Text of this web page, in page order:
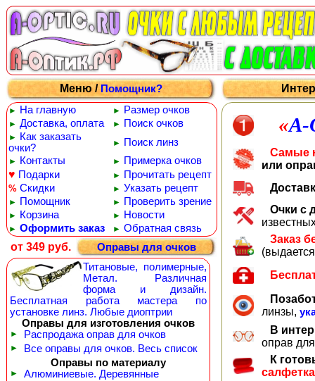
Меню /Помощник?
► На главную ► Размер очков
► Доставка, оплата ► Поиск очков
► Как заказать
очки?
► Поиск линз
► Контакты ► Примерка очков
♥ Подарки ► Прочитать рецепт
% Скидки ► Указать рецепт
► Помощник ► Проверить зрение
► Корзина ► Новости
► Оформить заказ ► Обратная связь
от 349 руб.
Оправы для очков
Титановые, полимерные,
Метал. Различная
форма и дизайн.
Бесплатная работа мастера по
установке линз. Любые диоптрии
Оправы для изготовления очков
► Распродажа оправ для очков
►
Все оправы для очков. Весь список
Оправы по материалу
► Алюминиевые. Деревянные
«
Самые
или
Очки с
Заказ
линзы,
В
оправ
К
салфетка